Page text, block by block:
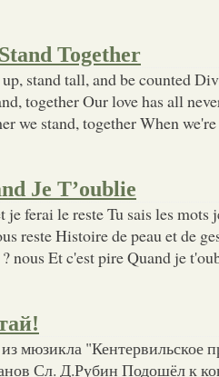
Together
stand tall, and be counted
together Our love has all
we stand, together When
Je T’oublie
je ferai le reste Tu sais les mots
reste Histoire de peau et de
? nous Et c'est pire Quand je
мюзикла "Кентервильское
Сл. Д.Рубин Подошёл к